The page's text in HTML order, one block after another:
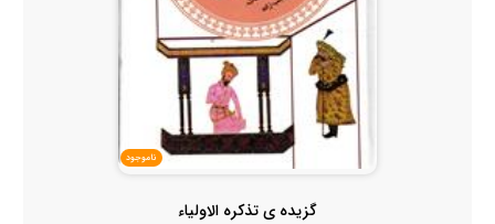
ناموجود
گزیده ی تذکره الاولیاء